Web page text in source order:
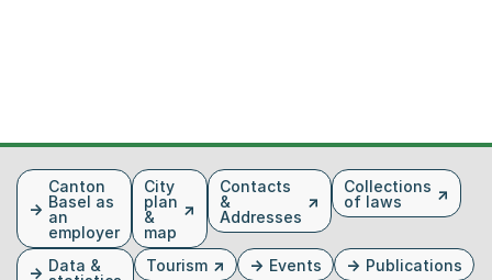
FusszeileCanton
Basel as
an
employer
City
plan
&
map
Contacts
&
Addresses
Collections
of laws
Data &
Tourism Events Publications